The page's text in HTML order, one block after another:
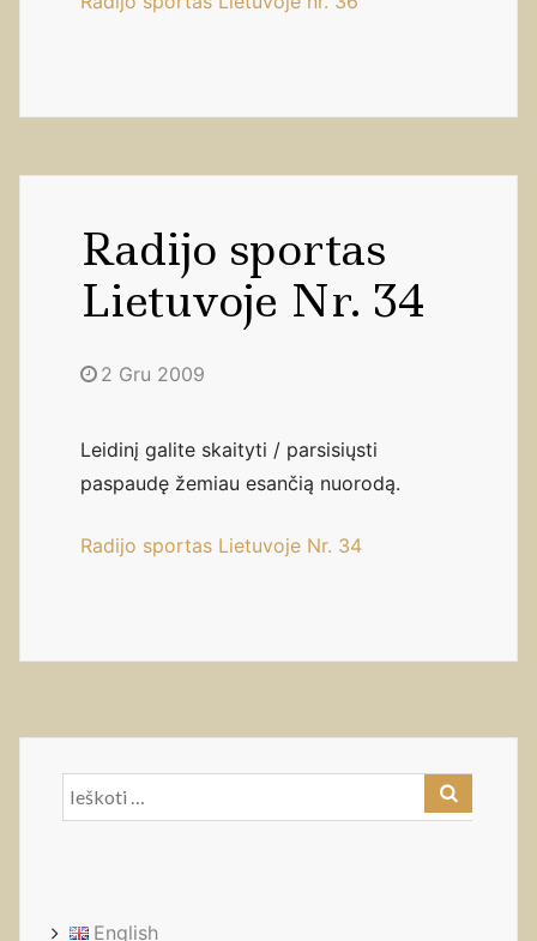
Radijo sportas
Lietuvoje Nr. 34
2 Gru 2009
Leidinį galite skaityti / parsisiųsti
paspaudę žemiau esančią nuorodą.
Radijo sportas Lietuvoje Nr. 34
Ieškoti:
English